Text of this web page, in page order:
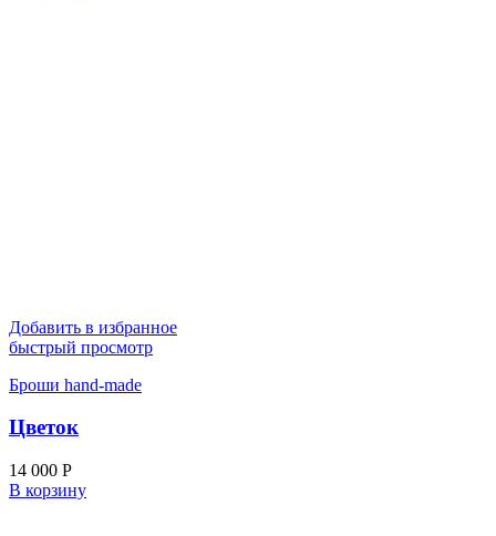
Добавить в избранное
быстрый просмотр
Броши hand-made
Цветок
14 000 Р
В корзину